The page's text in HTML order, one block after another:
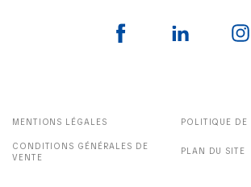
MENTIONS LÉGALES POLITIQUE DE
CONDITIONS GÉNÉRALES DE
VENTE
PLAN DU SITE